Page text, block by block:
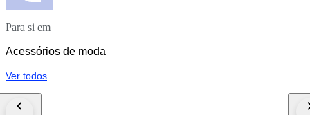
Para si em
Acessórios de moda
Ver todos